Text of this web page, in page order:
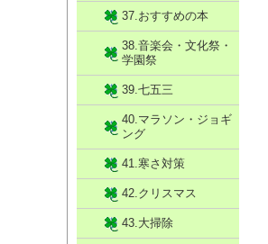
37.おすすめの本
38.音楽会・文化祭・
学園祭
39.七五三
40.マラソン・ジョギ
ング
41.寒さ対策
42.クリスマス
43.大掃除